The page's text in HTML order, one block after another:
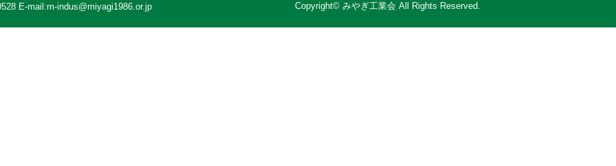
E-mail:m-indus@miyagi1986.or.jp
Copyright© みやぎ工業会 All Rights Reserved.